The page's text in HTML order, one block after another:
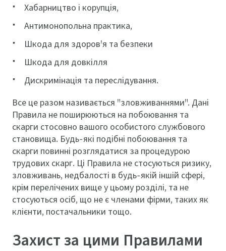
Хабарництво і корупція,
Антимонопольна практика,
Шкода для здоров'я та безпеки
Шкода для довкілля
Дискримінація та переслідування.
Все це разом називається "зловживаннями". Дані
Правила не поширюються на побоювання та
скарги стосовно вашого особистого службового
становища. Будь-які подібні побоювання та
скарги повинні розглядатися за процедурою
трудових скарг. Ці Правила не стосуються ризику,
зловживань, недбалості в будь-якій іншій сфері,
крім перелічених вище у цьому розділі, та не
стосуються осіб, що не є членами фірми, таких як
клієнти, постачальники тощо.
Захист за цими Правилами